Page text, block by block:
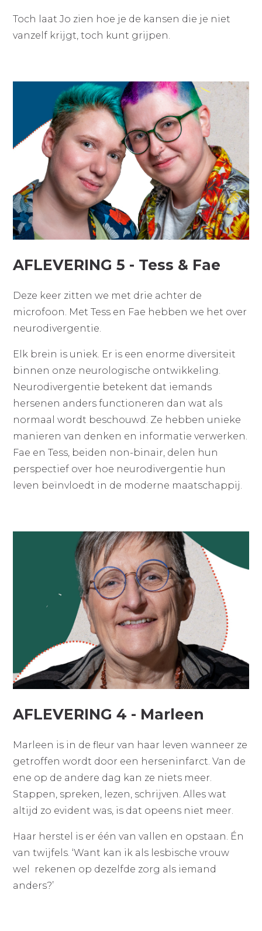
Toch laat Jo zien hoe je de kansen die je niet
vanzelf krijgt, toch kunt grijpen.
AFLEVERING 5 - Tess & Fae
Deze keer zitten we met drie achter de
microfoon. Met Tess en Fae hebben we het over
neurodivergentie.
Elk brein is uniek. Er is een enorme diversiteit
binnen onze neurologische ontwikkeling.
Neurodivergentie betekent dat iemands
hersenen anders functioneren dan wat als
normaal wordt beschouwd. Ze hebben unieke
manieren van denken en informatie verwerken.
Fae en Tess, beiden non-binair, delen hun
perspectief over hoe neurodivergentie hun
leven beïnvloedt in de moderne maatschappij.
AFLEVERING 4 - Marleen
Marleen is in de fleur van haar leven wanneer ze
getroffen wordt door een herseninfarct. Van de
ene op de andere dag kan ze niets meer.
Stappen, spreken, lezen, schrijven. Alles wat
altijd zo evident was, is dat opeens niet meer.
Haar herstel is er één van vallen en opstaan. Én
van twijfels. ‘Want kan ik als lesbische vrouw
wel rekenen op dezelfde zorg als iemand
anders?’